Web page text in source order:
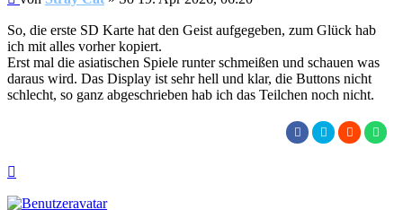
So, die erste SD Karte hat den Geist aufgegeben, zum Glück hab
ich mit alles vorher kopiert.
Erst mal die asiatischen Spiele runter schmeißen und schauen was
daraus wird. Das Display ist sehr hell und klar, die Buttons nicht
schlecht, so ganz abgeschrieben hab ich das Teilchen noch nicht.